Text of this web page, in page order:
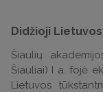
Didžioji
Šiaulių
Šiauliai) I a. fojė
Lietuvos